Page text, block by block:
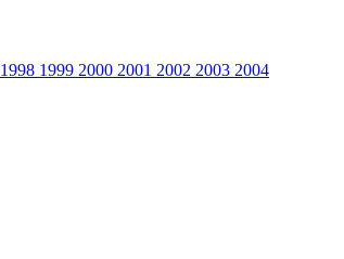
1998 1999 2000 2001 2002 2003 2004